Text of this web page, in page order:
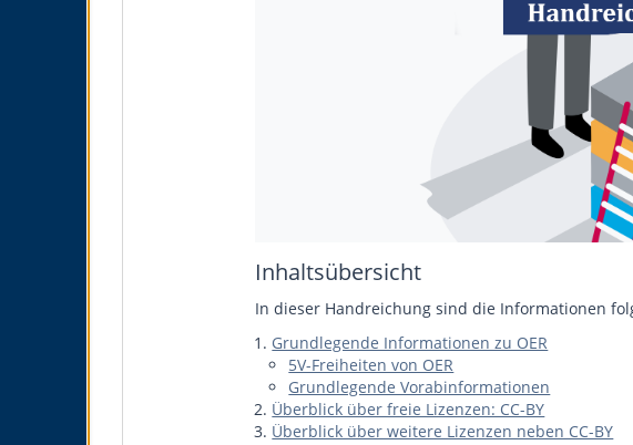
Inhaltsübersicht
In dieser Handreichung sind die Informationen
Grundlegende Informationen zu OER
5V-Freiheiten von OER
Grundlegende Vorabinformationen
Überblick über freie Lizenzen: CC-BY
Überblick über weitere Lizenzen neben CC-BY